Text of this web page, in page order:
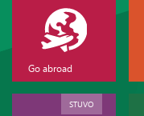
Go abroad
STUVO